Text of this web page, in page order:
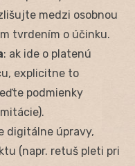
medzi osobnou
tvrdením o účinku.
: ak ide o platenú
explicitne to
podmienky
digitálne úpravy,
(napr. retuš pleti pri